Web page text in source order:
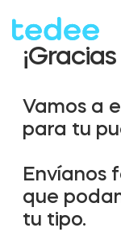
¿CÓMO
Cerraduras
SOPORTE
¿CÓMO
Cerraduras
SOPORTE
Vamos a
para tu
Envíanos
que
tu tipo.